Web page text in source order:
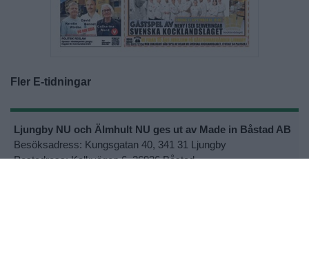
Fler E-tidningar
Ljungby NU och Älmhult NU ges ut av Made in Båstad AB
Besöksadress: Kungsgatan 40, 341 31 Ljungby
Postadress: Kalkvägen 6, 26936 Båstad